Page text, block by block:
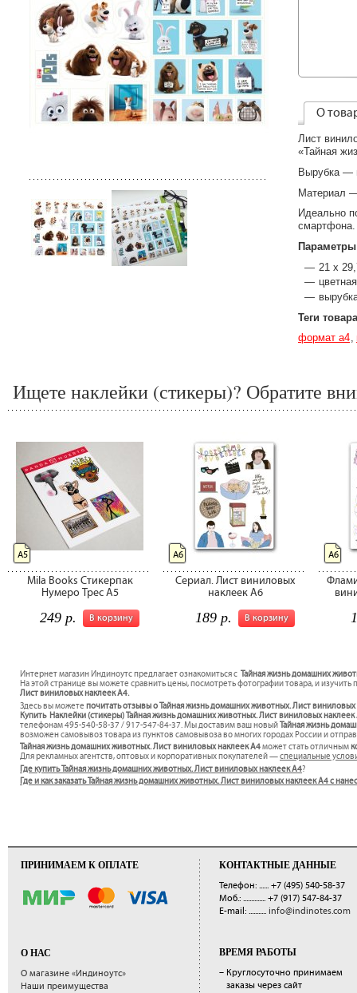
О
Лист
«Тайная
Вырубка —
Материал
Идеально
смартфона.
Параметры
21 х
Теги товара
формат а4
Ищете наклейки (стикеры)? Обратите
Mila Books Стикерпак
Нумеро Трес А5
В корзину
249 р.
А5
Сериал. Лист виниловых
наклеек А6
В корзину
189 р.
А6 А6
Интернет магазин Индиноутс предлагает ознакомиться с Тайная жизнь домашних
На этой странице вы можете сравнить цены, посмотреть фотографии товара, и
Лист виниловых наклеек А4.
Здесь вы можете почитать отзывы о Тайная жизнь домашних животных. Лист
Купить Наклейки (стикеры) Тайная жизнь домашних животных. Лист виниловых
телефонам 495-540-58-37 / 917-547-84-37. Мы доставим ваш новыйТайная жизнь
возможен самовывоз товара из пунктов самовывоза во многих городах России и
Тайная жизнь домашних животных. Лист виниловых наклеек А4может стать отличным
Для рекламных агентств, оптовых и корпоративных покупателей —специальные
Где купить Тайная жизнь домашних животных. Лист виниловых наклеек А4?
Где и как заказать Тайная жизнь домашних животных. Лист виниловых наклеек А4 с
ПРИНИМАЕМ К ОПЛАТЕ
О НАС
О магазине «Индиноутс»
Наши преимущества
КОНТАКТНЫЕ ДАННЫЕ
Телефон: ...... +7 (495) 540-58-37
Моб.: .............. +7 (917) 547-84-37
E-mail: ........... info@indinotes.com
ВРЕМЯ РАБОТЫ
– Круглосуточно принимаем
заказы через сайт